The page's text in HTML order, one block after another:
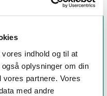
indhold og til at
oplysninger om din
partnere. Vores
med andre